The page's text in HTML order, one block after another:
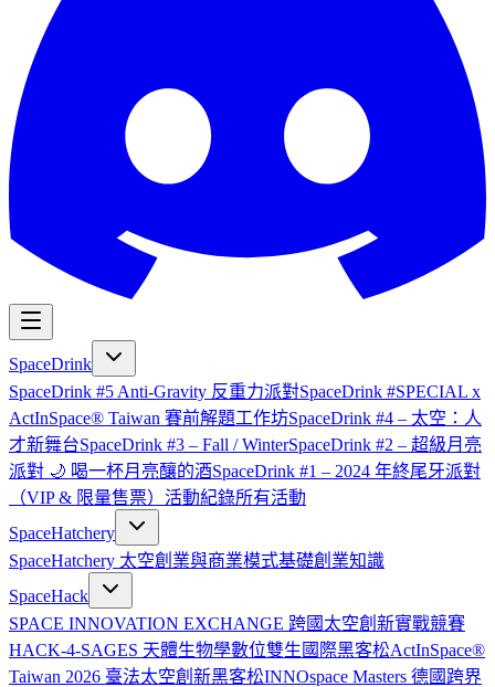
SpaceDrink
SpaceDrink #5 Anti-Gravity 反重力派對SpaceDrink #SPECIAL x
ActInSpace® Taiwan 賽前解題工作坊SpaceDrink #4 – 太空：人
才新舞台SpaceDrink #3 – Fall / WinterSpaceDrink #2 – 超級月亮
派對 🌙 喝一杯月亮釀的酒SpaceDrink #1 – 2024 年終尾牙派對
（VIP & 限量售票） 活動紀錄所有活動
SpaceHatchery
SpaceHatchery 太空創業與商業模式基礎創業知識
SpaceHack
SPACE INNOVATION EXCHANGE 跨國太空創新實戰競賽
HACK-4-SAGES 天體生物學數位雙生國際黑客松ActInSpace®
Taiwan 2026 臺法太空創新黑客松INNOspace Masters 德國跨界